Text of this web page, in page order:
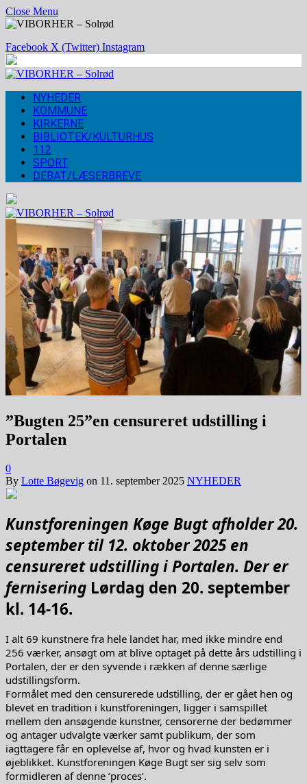
Close Menu
Facebook X (Twitter) Instagram
NYHEDER
KOMMUNE
KIRKERNE
BIBLIOTEK/KULTURHUS
112
SPORT
DEBAT/LÆSERBREVE
”Bugten 25”en censureret udstilling i
Portalen
0
By Lotte Bøgevig on 11. september 2025 NYHEDER
Kunstforeningen Køge Bugt afholder 20.
september til 12. oktober 2025 en
censureret udstilling i Portalen. Der er
fernisering Lørdag den 20. september
kl. 14-16.
I alt 69 kunstnere fra hele landet har, med ikke mindre end
256 værker, ansøgt om at blive optaget på dette års udstilling i
Portalen, der er den syvende i rækken af denne særlige
udstillingsform.
Formålet med den censurerede udstilling, der er gået hen og
blevet en tradition i kunstforeningen, ligger i samspillet
mellem den ansøgende kunstner, censorerne der bedømmer
og antager udvalgte værker samt publikum, der som
iagttagere får en oplevelse af, hvor og hvad kunsten er i
øjeblikket. Kunstforeningen Køge Bugt ser sig selv som
formidleren af denne ’proces’.